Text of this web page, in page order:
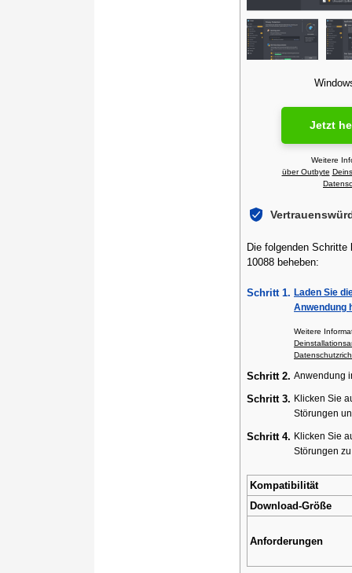
Jetzt
Weitere
über Outbyte
Die folgenden Schritte
10088 beheben:
Schritt 1. Laden Sie
Anwendung
Weitere
Schritt 2. Anwendung
Schritt 3. Klicken Sie
Störungen
Schritt 4. Klicken Sie
Störungen
Kompatibilität
Download-Größe
Anforderungen